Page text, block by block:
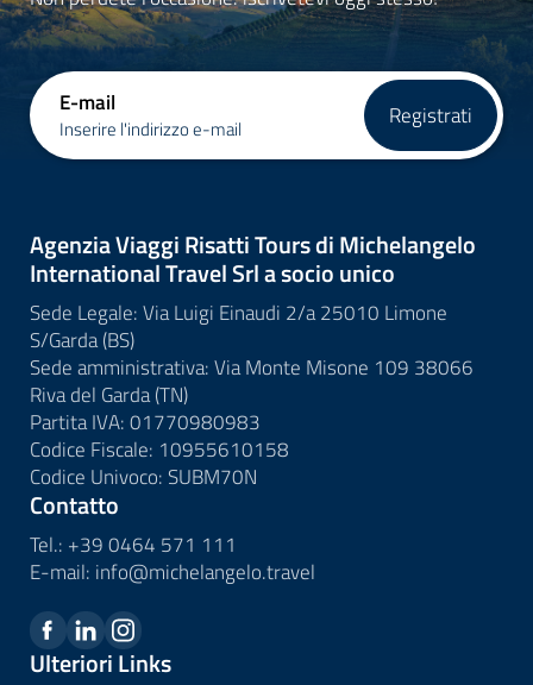
E-mail
Inserire l'indirizzo e-mail Registrati
Agenzia Viaggi Risatti Tours di Michelangelo
International Travel Srl a socio unico
Sede Legale: Via Luigi Einaudi 2/a 25010 Limone
S/Garda (BS)
Sede amministrativa: Via Monte Misone 109 38066
Riva del Garda (TN)
Partita IVA: 01770980983
Codice Fiscale: 10955610158
Codice Univoco: SUBM70N
Contatto
Tel.: +39 0464 571 111
E-mail: info@michelangelo.travel
Ulteriori Links